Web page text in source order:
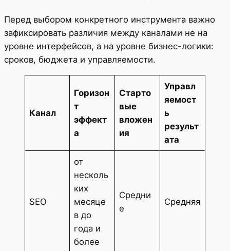
Перед выбором конкретного инструмента важно
зафиксировать различия между каналами не на
уровне интерфейсов, а на уровне бизнес-логики:
сроков, бюджета и управляемости.
Канал
Горизон
т
эффект
а
Старто
вые
вложен
ия
Управл
яемост
ь
результ
ата
SEO
от
несколь
ких
месяце
в до
года и
более
Средни
е
Средняя